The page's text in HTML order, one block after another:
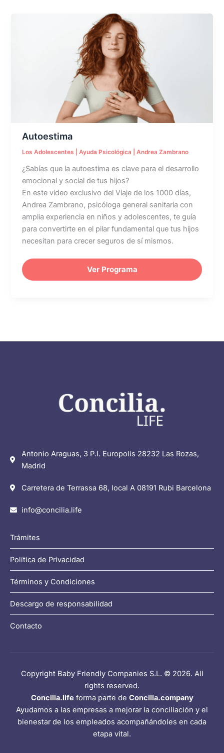
Autoestima
Los Adolescentes |Ayuda Psicológica |Andrea Zambrano
¿Sabías que la autoestima es clave para el desarrollo
emocional y social de tus hijos?
En este video exclusivo del Viaje de los 1000 días,
Andrea Zambrano, psicóloga general sanitaria con
amplia experiencia en niños y adolescentes, te guía
para convertirte en el pilar fundamental que tus hijos
necesitan para crecer seguros de sí mismos.
Autoestima
Ver Programa
Antonio Araguas, 3 P.I. Europolis 28232 Las Rozas,
Madrid
Carretera de Terrassa 68, local A 08191 Rubi Barcelona
info@concilia.life
Trámites
Política de Privacidad
Términos y Condiciones
Descargo de responsabilidad
Contacto
Copyright Baby Friendly Companies S.L. © 2026. All
rights reserved.
Concilia.life forma parte de Concilia.company
Ayudamos a las empresas a mejorar la conciliación y el
bienestar de los empleados acompañándoles en cada
etapa vital.